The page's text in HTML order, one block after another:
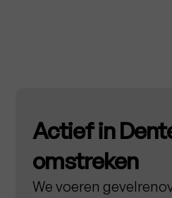
Actief in
omstreken
We voeren